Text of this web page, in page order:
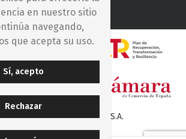
Iberocelulosa Madrileña, S.A.
en nuestro sitio
navegando,
que acepta su uso.
Sí, acepto
Rechazar